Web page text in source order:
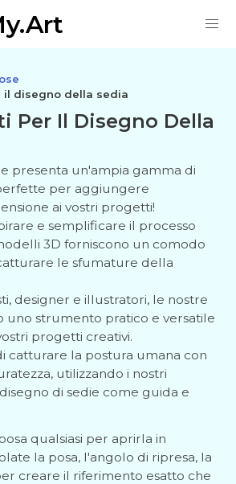
il disegno della sedia
Per Il Disegno Della
presenta un'ampia gamma di
per aggiungere
ai vostri progetti!
e semplificare il processo
3D forniscono un comodo
le sfumature della
designer e illustratori, le nostre
uno strumento pratico e versatile
progetti creativi.
catturare la postura umana con
utilizzando i nostri
di sedie come guida e
qualsiasi per aprirla in
la posa, l'angolo di ripresa, la
creare il riferimento esatto che